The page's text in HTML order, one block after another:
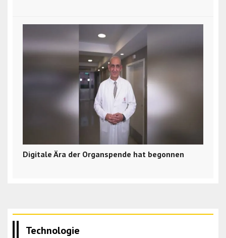
Digitale Ära der Organspende hat begonnen
Technologie